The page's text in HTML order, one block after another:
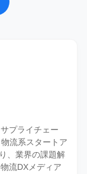
プライチェー
流系スタートア
、業界の課題解
流DXメディア